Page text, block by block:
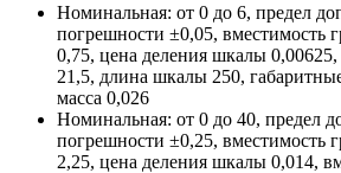
Номинальная: от 0 до 6, предел
погрешности ±0,05, вместимость
0,75, цена деления шкалы 0,00625,
21,5, длина шкалы 250,
масса 0,026
Номинальная: от 0 до 40, предел
погрешности ±0,25, вместимость
2,25, цена деления шкалы 0,014,